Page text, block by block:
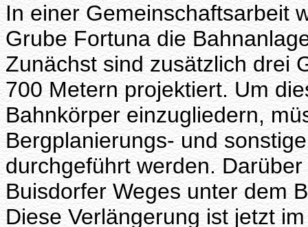
In einer Gemeinschaftsarbeit
Grube Fortuna die
Zunächst sind zusätzlich drei
700 Metern projektiert. Um
Bahnkörper einzugliedern,
Bergplanierungs- und
durchgeführt werden.
Buisdorfer Weges unter dem
Diese Verlängerung ist jetzt